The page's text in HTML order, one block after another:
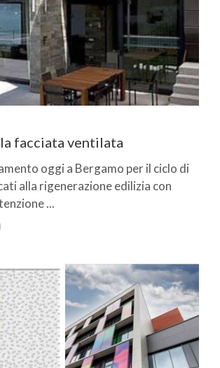
facciata ventilata
oggi a Bergamo per il ciclo di
alla rigenerazione edilizia con
...